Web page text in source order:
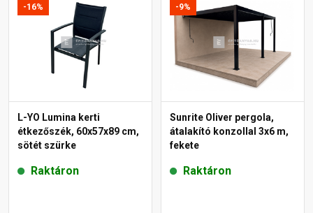
-16%
L-YO Lumina kerti
étkezőszék, 60x57x89 cm,
sötét szürke
Raktáron
-9%
Sunrite Oliver pergola,
átalakító konzollal 3x6 m,
fekete
Raktáron